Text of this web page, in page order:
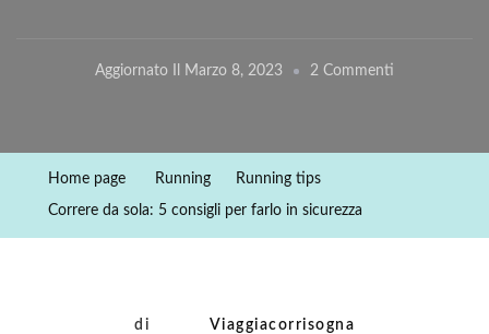
Aggiornato Il Marzo 8, 2023 2 Commenti
Home page Running Running tips
Correre da sola: 5 consigli per farlo in sicurezza
di Viaggiacorrisogna